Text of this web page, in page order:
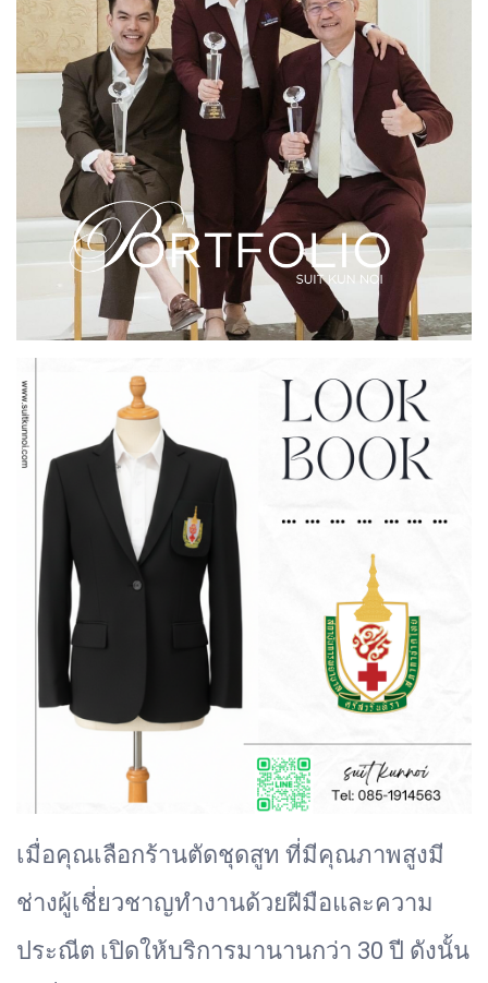
เมื่อคุณเลือกร้านตัดชุดสูท ที่มีคุณภาพสูงมี
ช่างผู้เชี่ยวชาญทำงานด้วยฝีมือและความ
ประณีต เปิดให้บริการมานานกว่า 30 ปี ดังนั้น